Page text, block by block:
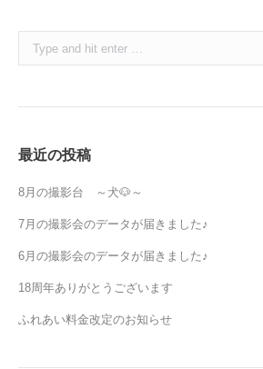
Search:
最近の投稿
8月の撮影台 ～犬🐶～
7月の撮影会のデータが届きました♪
6月の撮影会のデータが届きました♪
18周年ありがとうございます
ふれあい料金改定のお知らせ